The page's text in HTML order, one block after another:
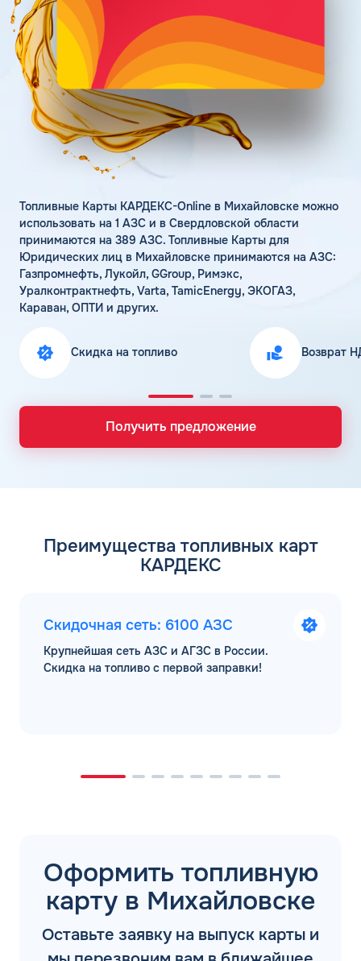
Статьи
Цена бензина и ДТ
Личный кабинет
Карта АЗС
Получить консультацию
Топливные Карты КАРДЕКС-Online в Михайловске можно
использовать на 1 АЗС и в Свердловской области
принимаются на 389 АЗС. Топливные Карты для
Юридических лиц в Михайловске принимаются на АЗС:
Газпромнефть, Лукойл, GGroup, Римэкс,
Уралконтрактнефть, Varta, TamicEnergy, ЭКОГАЗ,
Караван, ОПТИ и других.
Скидка на топливо Возврат
Получить предложение
Преимущества топливных карт
КАРДЕКС
Скидочная сеть: 6100 АЗС
Крупнейшая сеть АЗС и АГЗС в России.
Скидка на топливо с первой заправки!
Оформить топливную
карту в Михайловске
Оставьте заявку на выпуск карты и